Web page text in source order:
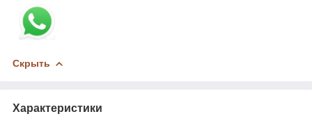
Скрыть
Характеристики